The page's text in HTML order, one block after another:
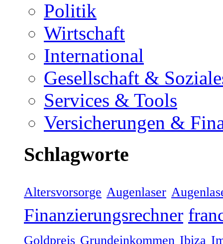
Politik
Wirtschaft
International
Gesellschaft &
Services & Tools
Versicherungen &
Schlagworte
Altersvorsorge Augenlaser
Finanzierungsrechner
Goldpreis Grundeinkommen Ibiza